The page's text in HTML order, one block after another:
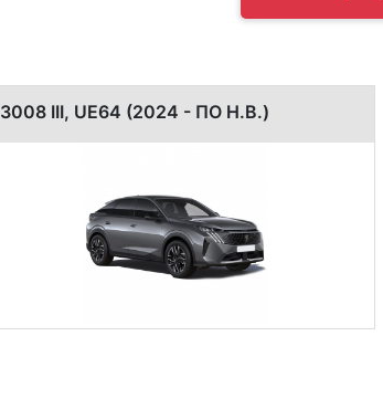
3008 III, UE64 (2024 - ПО Н.В.)